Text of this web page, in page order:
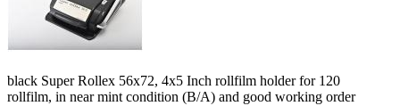
black Super Rollex 56x72, 4x5 Inch rollfilm holder for 120
rollfilm, in near mint condition (B/A) and good working order